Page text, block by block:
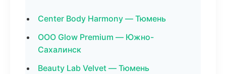
Center Body Harmony — Тюмень
ООО Glow Premium — Южно-
Сахалинск
Beauty Lab Velvet — Тюмень